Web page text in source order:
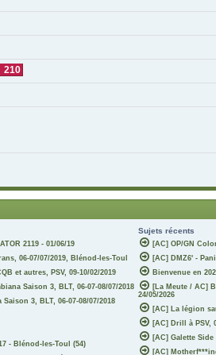
210
Sujets récents
2119 - 01/06/19
06-07/07/2019, Blénod-les-Toul
et autres, PSV, 09-10/02/2019
Saison 3, BLT, 06-07-08/07/2018
3, BLT, 06-07-08/07/2018
- Blénod-les-Toul (54)
[AC] OP/GN
[AC] DMZ6' -
Bienvenue en
[La Meute / AC]
24/05/2026
[AC] La légion
[AC] Drill à PSV,
[AC] Galette Side
[AC]